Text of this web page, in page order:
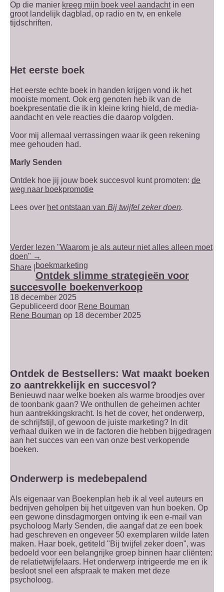
Op die manier kreeg mijn boek veel aandachtin een
groot landelijk dagblad, op radio en tv, en enkele
tijdschriften.
Het eerste boek
Het eerste echte boek in handen krijgen vond ik het
mooiste moment. Ook erg genoten heb ik van de
boekpresentatie die ik in kleine kring hield, de media-
aandacht en vele reacties die daarop volgden.
Voor mij allemaal verrassingen waar ik geen rekening
mee gehouden had.
Marly Senden
Ontdek hoe jij jouw boek succesvol kunt promoten: de
weg naar boekpromotie
Lees over het ontstaan van Bij twijfel zeker doen.
Verder lezen "Waarom je als auteur niet alles alleen moet
doen" →
Share boekmarketing
Ontdek slimme strategieën voor
succesvolle boekenverkoop
18 december 2025
Gepubliceerd door Rene Bouman
Rene Bouman op 18 december 2025
Ontdek de Bestsellers: Wat maakt boeken
zo aantrekkelijk en succesvol?
Benieuwd naar welke boeken als warme broodjes over
de toonbank gaan? We onthullen de geheimen achter
hun aantrekkingskracht. Is het de cover, het onderwerp,
de schrijfstijl, of gewoon de juiste marketing? In dit
verhaal duiken we in de factoren die hebben bijgedragen
aan het succes van een van onze best verkopende
boeken.
Onderwerp is medebepalend
Als eigenaar van Boekenplan heb ik al veel auteurs en
bedrijven geholpen bij het uitgeven van hun boeken. Op
een gewone dinsdagmorgen ontving ik een e-mail van
psycholoog Marly Senden, die aangaf dat ze een boek
had geschreven en ongeveer 50 exemplaren wilde laten
maken. Haar boek, getiteld "Bij twijfel zeker doen", was
bedoeld voor een belangrijke groep binnen haar cliënten:
de relatietwijfelaars. Het onderwerp intrigeerde me en ik
besloot snel een afspraak te maken met deze
psycholoog.